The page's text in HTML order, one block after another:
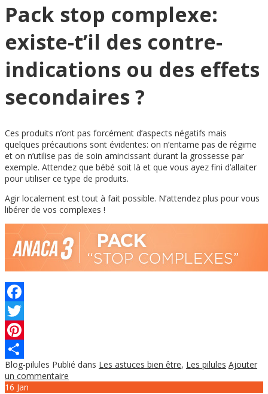
Pack stop complexe:
existe-t’il des contre-
indications ou des effets
secondaires ?
Ces produits n’ont pas forcément d’aspects négatifs mais
quelques précautions sont évidentes: on n’entame pas de régime
et on n’utilise pas de soin amincissant durant la grossesse par
exemple. Attendez que bébé soit là et que vous ayez fini d’allaiter
pour utiliser ce type de produits.
Agir localement est tout à fait possible. N’attendez plus pour vous
libérer de vos complexes !
Facebook
Twitter
Pinterest
Partager
Blog-pilules Publié dans Les astuces bien être, Les pilules Ajouter
un commentaire
16 Jan